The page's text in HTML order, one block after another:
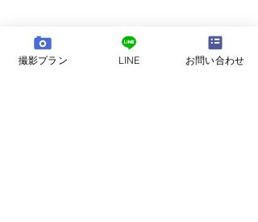
撮影プラン LINE お問い合わせ